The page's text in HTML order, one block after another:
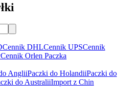
Cennik DHLCennik UPSCennik
Cennik Orlen Paczka
AngliiPaczki do HolandiiPaczki do
do AustraliiImport z Chin